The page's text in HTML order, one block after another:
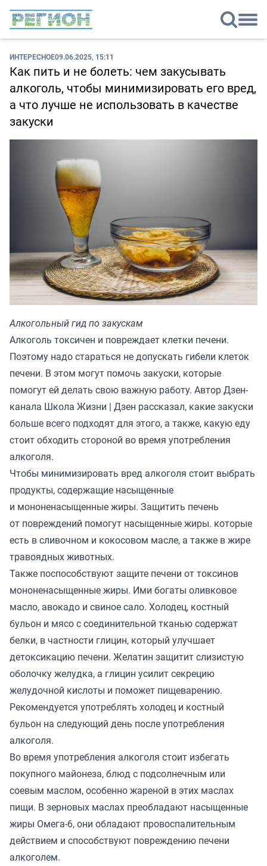
ИНТЕРЕСНОЕ09.06.2025, 15:11
Как пить и не болеть: чем закусывать
алкоголь, чтобы минимизировать его вред,
а что лучше не использовать в качестве
закуски
Алкогольный гид по закускам
Алкоголь токсичен и повреждает клетки печени.
Поэтому надо стараться не допускать гибели клеток
печени. В этом могут помочь закуски, которые
помогут ей делать свою важную работу. Автор Дзен-
канала Школа Жизни | Дзен рассказал, какие закуски
больше всего подходят для этого, а также, какую еду
стоит обходить стороной во время употребления
алкоголя.
Чтобы минимизировать вред алкоголя стоит выбрать
продукты, содержащие насыщенные
и мононенасыщенные жиры. Защитить печень
от повреждений помогут насыщенные жиры. которые
есть в сливочном и кокосовом масле, а также в жире
травоядных животных.
Также поспособствуют защите печени от токсинов
мононенасыщенные жиры. Ими богаты оливковое
масло, авокадо и свиное сало. Холодец, костный
бульон и мясо с соединительной тканью содержат
белки, в частности глицин, который улучшает
детоксикацию печени. Желатин защитит слизистую
оболочку желудка, а глицин усилит секрецию
желудочной кислоты и поможет пищеварению.
Рекомендуется употреблять холодец и костный
бульон на следующий день после употребления
алкоголя.
Во время употребления алкоголя стоит избегать
покупного майонеза, блюд с подсолнечным или
соевым маслом, особенно жареной в этих маслах
пищи. В зерновых маслах преобладают насыщенные
жиры Омега-6, они обладают провоспалительным
действием и способствуют повреждению печени
алкоголем.